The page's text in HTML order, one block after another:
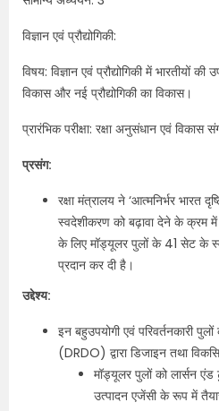
विज्ञान एवं प्रौद्योगिकी:
विषय: विज्ञान एवं प्रौद्योगिकी में भारतीयों
विकास और नई प्रौद्योगिकी का विकास।
प्रारंभिक परीक्षा: रक्षा अनुसंधान एवं
प्रसंग:
रक्षा मंत्रालय ने ‘आत्मनिर्भर भारत
स्वदेशीकरण को बढ़ावा देने के क्रम
के लिए मॉड्यूलर पुलों के 41 सेट के
प्रदान कर दी है।
उद्देश्य:
इन बहुउपयोगी एवं परिवर्तनकारी
(DRDO) द्वारा डिजाइन तथा
मॉड्यूलर पुलों को लार्सन एंड
उत्पादन एजेंसी के रूप में